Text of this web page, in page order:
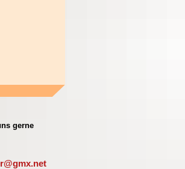
gerne